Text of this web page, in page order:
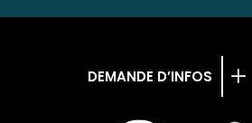
DEMANDE D’INFOS